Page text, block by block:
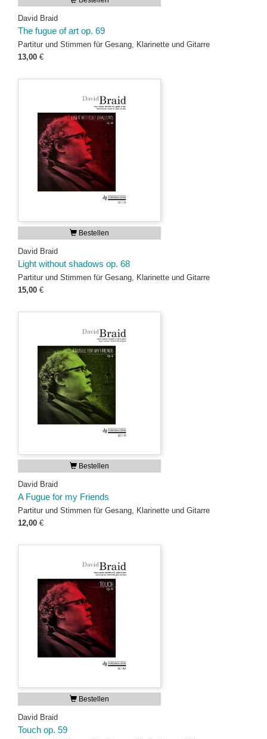
David Braid
The fugue of art op. 69
Partitur und Stimmen für Gesang, Klarinette und Gitarre
13,00 €
Bestellen
David Braid
Light without shadows op. 68
Partitur und Stimmen für Gesang, Klarinette und Gitarre
15,00 €
Bestellen
David Braid
A Fugue for my Friends
Partitur und Stimmen für Gesang, Klarinette und Gitarre
12,00 €
Bestellen
David Braid
Touch op. 59